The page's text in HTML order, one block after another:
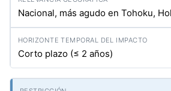
Nacional, más agudo en Tohoku,
Corto plazo (≤ 2 años)